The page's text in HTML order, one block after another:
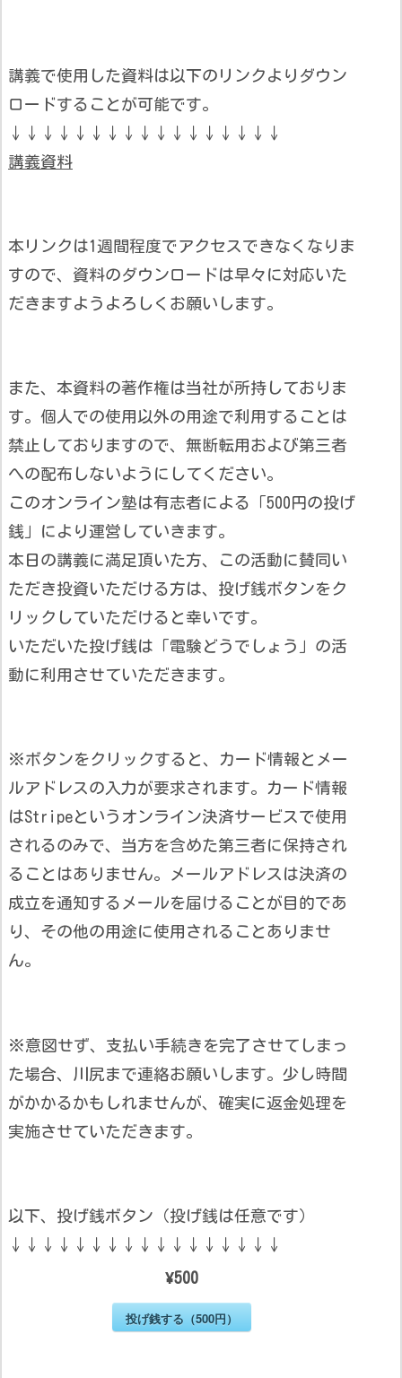
講義で使用した資料は以下のリンクよりダウン
ロードすることが可能です。
↓↓↓↓↓↓↓↓↓↓↓↓↓↓↓↓↓
講義資料
本リンクは1週間程度でアクセスできなくなりま
すので、資料のダウンロードは早々に対応いた
だきますようよろしくお願いします。
また、本資料の著作権は当社が所持しておりま
す。個人での使用以外の用途で利用することは
禁止しておりますので、無断転用および第三者
への配布しないようにしてください。
このオンライン塾は有志者による「500円の投げ
銭」により運営していきます。
本日の講義に満足頂いた方、この活動に賛同い
ただき投資いただける方は、投げ銭ボタンをク
リックしていただけると幸いです。
いただいた投げ銭は「電験どうでしょう」の活
動に利用させていただきます。
※ボタンをクリックすると、カード情報とメー
ルアドレスの入力が要求されます。カード情報
はStripeというオンライン決済サービスで使用
されるのみで、当方を含めた第三者に保持され
ることはありません。メールアドレスは決済の
成立を通知するメールを届けることが目的であ
り、その他の用途に使用されることありませ
ん。
※意図せず、支払い手続きを完了させてしまっ
た場合、川尻まで連絡お願いします。少し時間
がかかるかもしれませんが、確実に返金処理を
実施させていただきます。
以下、投げ銭ボタン（投げ銭は任意です）
↓↓↓↓↓↓↓↓↓↓↓↓↓↓↓↓↓
¥500
投げ銭する（500円）